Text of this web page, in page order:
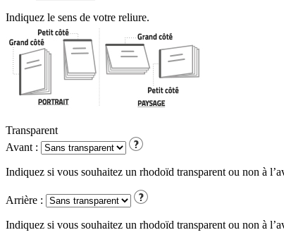
Indiquez le sens de votre reliure.
Transparent
Avant :
Indiquez si vous souhaitez un rhodoïd transparent ou non à
Arrière :
Indiquez si vous souhaitez un rhodoïd transparent ou non à